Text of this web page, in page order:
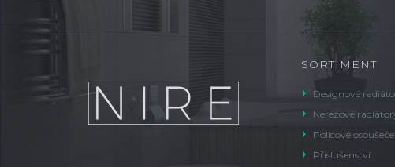
SORTIMENT
Designové
Nerezové
Policové osoušeče
Příslušenství